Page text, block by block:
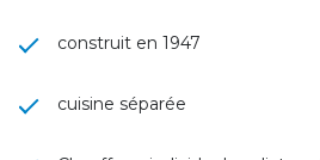
construit en 1947
cuisine séparée